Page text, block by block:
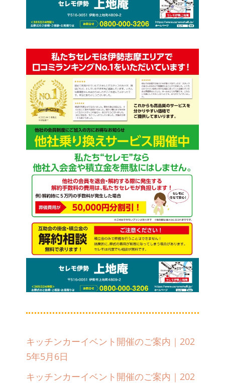
キッチンカーイベント開催のご案内｜202
5年5月6日
キッチンカーイベント開催のご案内｜202